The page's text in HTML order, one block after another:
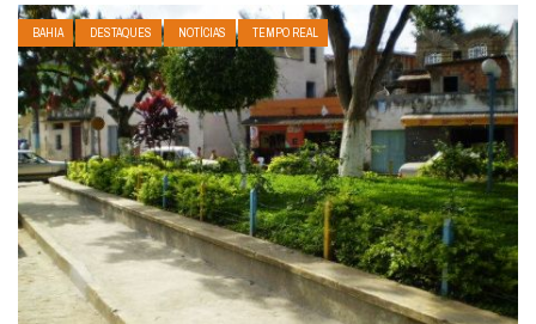
BAHIA DESTAQUES NOTÍCIAS TEMPO REAL